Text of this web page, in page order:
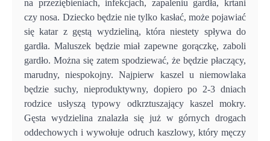
na przeziębieniach, infekcjach, zapaleniu gardła, krtani
czy nosa. Dziecko będzie nie tylko kasłać, może pojawiać
się katar z gęstą wydzieliną, która niestety spływa do
gardła. Maluszek będzie miał zapewne gorączkę, zaboli
gardło. Można się zatem spodziewać, że będzie płaczący,
marudny, niespokojny. Najpierw kaszel u niemowlaka
będzie suchy, nieproduktywny, dopiero po 2-3 dniach
rodzice usłyszą typowy odkrztuszający kaszel mokry.
Gęsta wydzielina znalazła się już w górnych drogach
oddechowych i wywołuje odruch kaszlowy, który męczy